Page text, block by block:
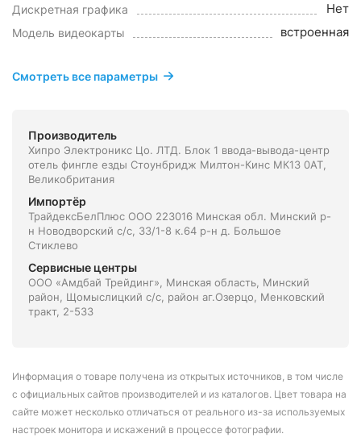
Дискретная графика Нет
Модель видеокарты встроенная
Смотреть все параметры
Производитель
Хипро Электроникс Цо. ЛТД. Блок 1 ввода-вывода-центр
отель фингле езды Стоунбридж Милтон-Кинс МК13 0АТ,
Великобритания
Импортёр
ТрайдексБелПлюс ООО 223016 Минская обл. Минский р-
н Новодворский с/с, 33/1-8 к.64 р-н д. Большое
Стиклево
Сервисные центры
ООО «Амдбай Трейдинг», Минская область, Минский
район, Щомыслицкий с/с, район аг.Озерцо, Менковский
тракт, 2-533
Информация о товаре получена из открытых источников, в том числе
с официальных сайтов производителей и из каталогов. Цвет товара на
сайте может несколько отличаться от реального из-за используемых
настроек монитора и искажений в процессе фотографии.